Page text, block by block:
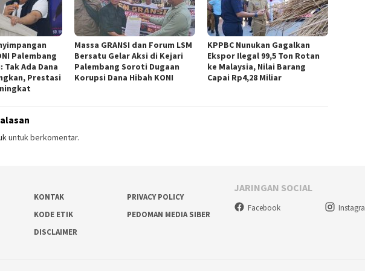
Palembang
Ada Dana
Prestasi
Massa GRANSI dan Forum LSM
Bersatu Gelar Aksi di Kejari
Palembang Soroti Dugaan
Korupsi Dana Hibah KONI
KPPBC Nunukan Gagalkan
Ekspor Ilegal 99,5 Ton Rotan
ke Malaysia, Nilai Barang
Capai Rp4,28 Miliar
untuk berkomentar.
KONTAK
PRIVACY POLICY
KODE ETIK
PEDOMAN MEDIA SIBER
DISCLAIMER
JARINGAN SOCIAL
Facebook